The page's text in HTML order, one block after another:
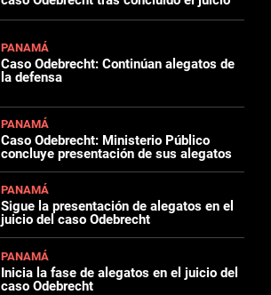
PANAMÁ
Caso Odebrecht: Continúan alegatos de
la defensa
PANAMÁ
Caso Odebrecht: Ministerio Público
concluye presentación de sus alegatos
PANAMÁ
Sigue la presentación de alegatos en el
juicio del caso Odebrecht
PANAMÁ
Inicia la fase de alegatos en el juicio del
caso Odebrecht